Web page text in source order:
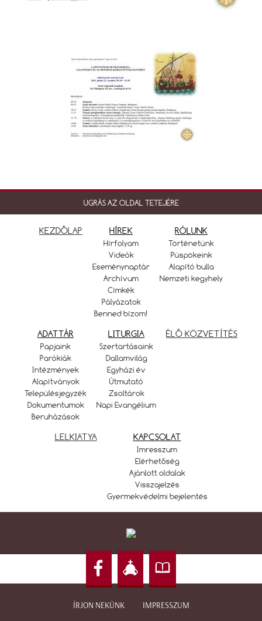
UGRÁS AZ OLDAL TETEJÉRE
KEZDŐLAP HÍREK
Hírfolyam
Videók
Eseménynaptár
Archívum
Címkék
Pályázatok
Benned bízom!
RÓLUNK
Történetünk
Püspökeink
Alapító bulla
Nemzeti kegyhely
ADATTÁR
Papjaink
Parókiák
Intézmények
Alapítványok
Településjegyzék
Dokumentumok
Beruházások
LITURGIA
Szertartásaink
Dallamvilág
Egyházi év
Útmutató
Zsoltárok
Napi Evangélium
ÉLŐ KÖZVETÍTÉS
LELKIATYA KAPCSOLAT
Imresszum
Elérhetőség
Ajánlott oldalak
Visszajelzés
Gyermekvédelmi bejelentés
ÍRJON NEKÜNK IMPRESSZUM